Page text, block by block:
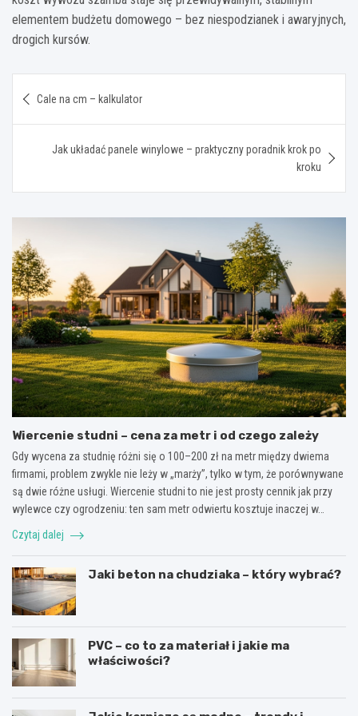
elementem budżetu domowego – bez niespodzianek i awaryjnych,
drogich kursów.
wpisu
Cale na cm – kalkulator
Jak układać panele winylowe – praktyczny poradnik krok po
kroku
Wiercenie studni – cena za metr i od czego zależy
Gdy wycena za studnię różni się o 100–200 zł na metr między dwiema
firmami, problem zwykle nie leży w „marży”, tylko w tym, że porównywane
są dwie różne usługi. Wiercenie studni to nie jest prosty cennik jak przy
wylewce czy ogrodzeniu: ten sam metr odwiertu kosztuje inaczej w…
Czytaj dalej
Jaki beton na chudziaka – który wybrać?
PVC – co to za materiał i jakie ma
właściwości?